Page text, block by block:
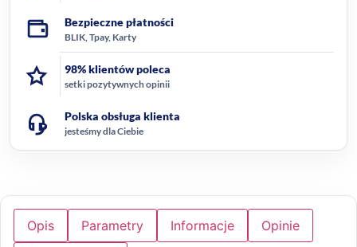
Bezpieczne płatności
BLIK, Tpay, Karty
98% klientów poleca
setki pozytywnych opinii
Polska obsługa klienta
jesteśmy dla Ciebie
Opis Parametry Informacje Opinie